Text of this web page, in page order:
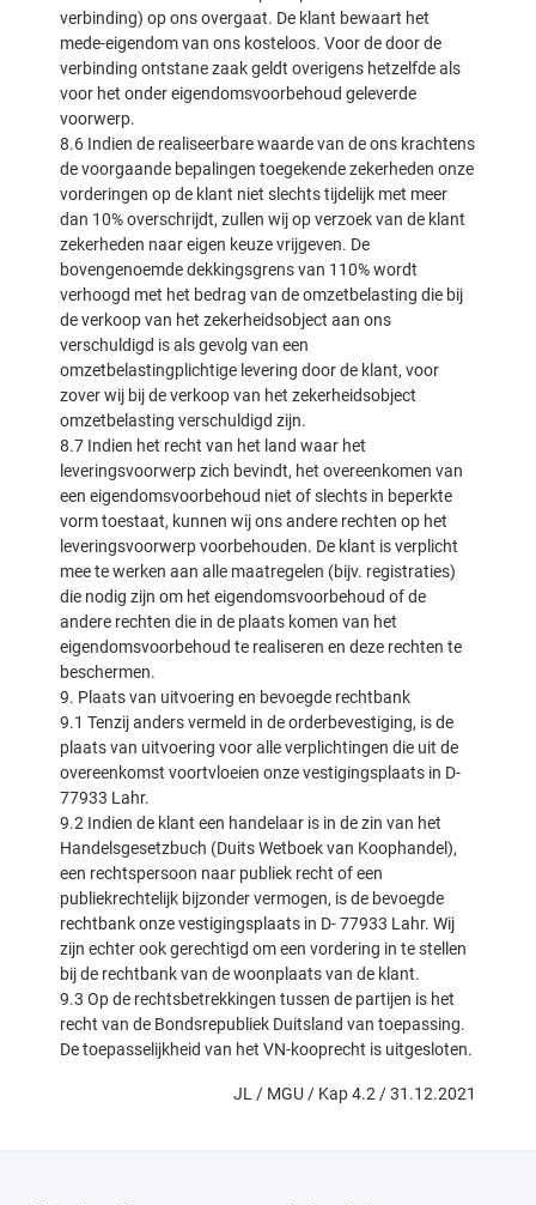
verbinding) op ons overgaat. De klant bewaart het
mede-eigendom van ons kosteloos. Voor de door de
verbinding ontstane zaak geldt overigens hetzelfde als
voor het onder eigendomsvoorbehoud geleverde
voorwerp.
8.6 Indien de realiseerbare waarde van de ons krachtens
de voorgaande bepalingen toegekende zekerheden onze
vorderingen op de klant niet slechts tijdelijk met meer
dan 10% overschrijdt, zullen wij op verzoek van de klant
zekerheden naar eigen keuze vrijgeven. De
bovengenoemde dekkingsgrens van 110% wordt
verhoogd met het bedrag van de omzetbelasting die bij
de verkoop van het zekerheidsobject aan ons
verschuldigd is als gevolg van een
omzetbelastingplichtige levering door de klant, voor
zover wij bij de verkoop van het zekerheidsobject
omzetbelasting verschuldigd zijn.
8.7 Indien het recht van het land waar het
leveringsvoorwerp zich bevindt, het overeenkomen van
een eigendomsvoorbehoud niet of slechts in beperkte
vorm toestaat, kunnen wij ons andere rechten op het
leveringsvoorwerp voorbehouden. De klant is verplicht
mee te werken aan alle maatregelen (bijv. registraties)
die nodig zijn om het eigendomsvoorbehoud of de
andere rechten die in de plaats komen van het
eigendomsvoorbehoud te realiseren en deze rechten te
beschermen.
9. Plaats van uitvoering en bevoegde rechtbank
9.1 Tenzij anders vermeld in de orderbevestiging, is de
plaats van uitvoering voor alle verplichtingen die uit de
overeenkomst voortvloeien onze vestigingsplaats in D-
77933 Lahr.
9.2 Indien de klant een handelaar is in de zin van het
Handelsgesetzbuch (Duits Wetboek van Koophandel),
een rechtspersoon naar publiek recht of een
publiekrechtelijk bijzonder vermogen, is de bevoegde
rechtbank onze vestigingsplaats in D- 77933 Lahr. Wij
zijn echter ook gerechtigd om een vordering in te stellen
bij de rechtbank van de woonplaats van de klant.
9.3 Op de rechtsbetrekkingen tussen de partijen is het
recht van de Bondsrepubliek Duitsland van toepassing.
De toepasselijkheid van het VN-kooprecht is uitgesloten.
JL / MGU / Kap 4.2 / 31.12.2021